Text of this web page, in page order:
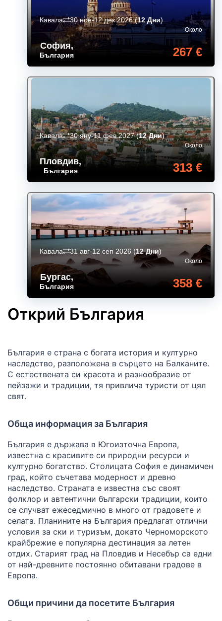
София,
България
Около
267 €
Кавала 30 ное-12 дек 2026(12 Дни)
Пловдив,
България
Около
313 €
Кавала 30 яну-11 фев 2027(12 Дни)
Бургас,
България
Около
358 €
Кавала 31 авг-12 сеп 2026 (12 Дни)
Открий България
България е страна с богата история и културно
наследство, разположена в сърцето на Балканите.
С естествената си красота и разнообразие от
пейзажи и традиции, тя привлича туристи от цял
свят.
Обща информация за България
България е държава в Югоизточна Европа,
известна с красивите си природни ресурси и
културно богатство. Столицата София е динамичен
град, който съчетава модерност и древно
наследство. Страната е известна със своят
фолклор и автентични български традиции, които
се случват ежеседмично в много от градовете и
селата. Планините на България предлагат отлични
условия за ски и туризъм, докато Черноморското
крайбрежие е популярна дестинация за летен
отдих. Старият град на Пловдив и Несебър са едни
от най-древните постоянно обитавани градове в
Европа.
Общи причини да посетите България